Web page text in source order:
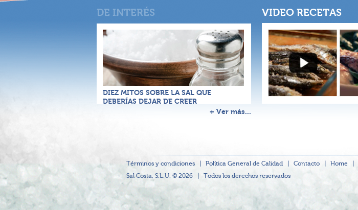
DIEZ MITOS SOBRE LA SAL QUE
DEBERÍAS DEJAR DE CREER
+ Ver más...
VIDEO RECETAS
Términos y condiciones Política General de Calidad Contacto Home
Sal Costa, S.L.U. © 2026
Todos los derechos reservados